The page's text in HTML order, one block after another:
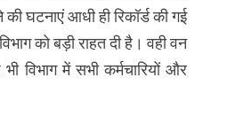
घटनाएं आधी ही रिकॉर्ड की गई
को बड़ी राहत दी है। वही वन
विभाग में सभी कर्मचारियों और